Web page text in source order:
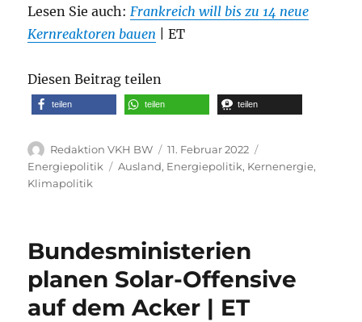
Lesen Sie auch: Frankreich will bis zu 14 neue
Kernreaktoren bauen | ET
Diesen Beitrag teilen
teilen teilen teilen
Autor
Redaktion VKH BW
Veröffentlicht
am
11. Februar 2022
Energiepolitik
Schlagwörter
Ausland, Energiepolitik, Kernenergie,
Klimapolitik
Bundesministerien
planen Solar-Offensive
auf dem Acker | ET